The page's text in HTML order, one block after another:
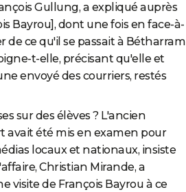
Gullung, a expliqué auprès
Bayrou], dont une fois en face-à-
ce qu'il se passait à Bétharram
t-elle, précisant qu'elle et
envoyé des courriers, restés
sur des élèves ? L'ancien
avait été mis en examen pour
locaux et nationaux, insiste
Christian Mirande, a
visite de François Bayrou à ce